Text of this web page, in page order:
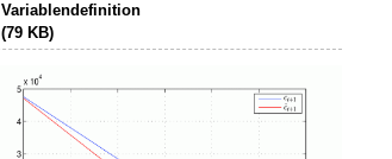
Variablendefinition
(79 KB)